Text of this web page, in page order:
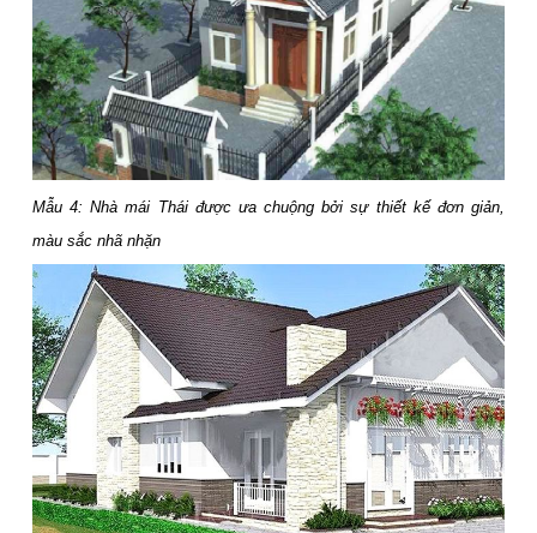
Mẫu 4: Nhà mái Thái được ưa chuộng bởi sự thiết kế đơn giản,
màu sắc nhã nhặn